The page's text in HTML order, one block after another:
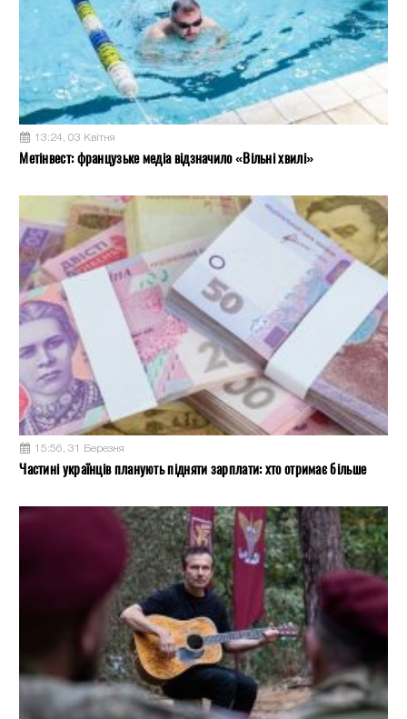
13:24, 03 Квітня
Метінвест: французьке медіа відзначило «Вільні хвилі»
15:56, 31 Березня
Частині українців планують підняти зарплати: хто отримає більше